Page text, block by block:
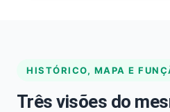
HISTÓRICO, MAPA E
Três visões do